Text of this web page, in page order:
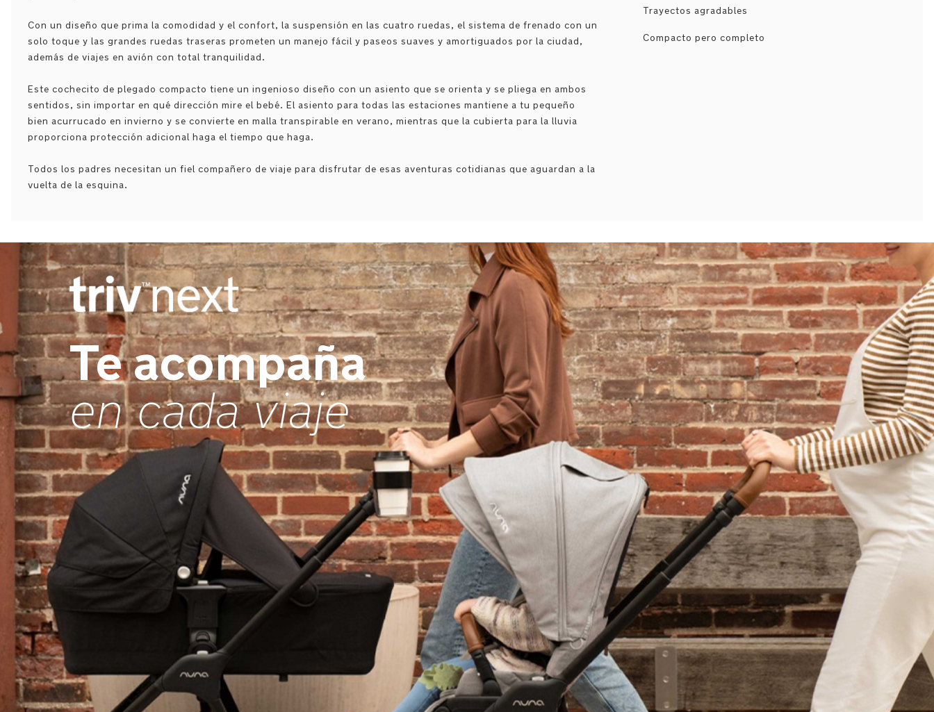
Con un diseño que prima la comodidad y el confort, la suspensión en las cuatro ruedas, el sistema de frenado con un
solo toque y las grandes ruedas traseras prometen un manejo fácil y paseos suaves y amortiguados por la ciudad,
además de viajes en avión con total tranquilidad.
Este cochecito de plegado compacto tiene un ingenioso diseño con un asiento que se orienta y se pliega en ambos
sentidos, sin importar en qué dirección mire el bebé. El asiento para todas las estaciones mantiene a tu pequeño
bien acurrucado en invierno y se convierte en malla transpirable en verano, mientras que la cubierta para la lluvia
proporciona protección adicional haga el tiempo que haga.
Todos los padres necesitan un fiel compañero de viaje para disfrutar de esas aventuras cotidianas que aguardan a la
vuelta de la esquina.
Trayectos agradables
Compacto pero completo
Te acompaña
en cada viaje